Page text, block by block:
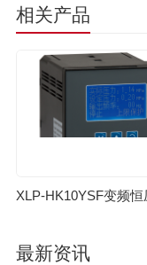
相关产品
最新资讯